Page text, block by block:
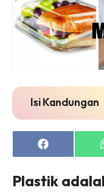
Isi Kandungan
Share
on
Plastik